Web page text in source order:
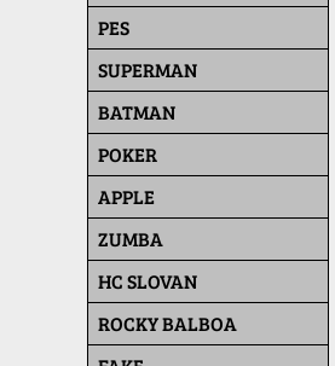
PES
SUPERMAN
BATMAN
POKER
APPLE
ZUMBA
HC SLOVAN
ROCKY BALBOA